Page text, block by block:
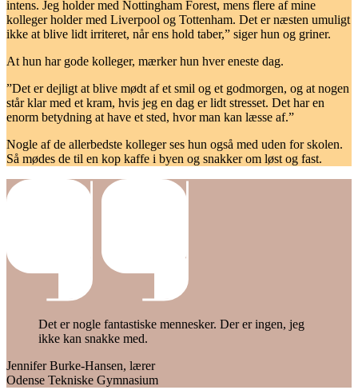
intens. Jeg holder med Nottingham Forest, mens flere af mine
kolleger holder med Liverpool og Tottenham. Det er næsten umuligt
ikke at blive lidt irriteret, når ens hold taber,” siger hun og griner.
At hun har gode kolleger, mærker hun hver eneste dag.
”Det er dejligt at blive mødt af et smil og et godmorgen, og at nogen
står klar med et kram, hvis jeg en dag er lidt stresset. Det har en
enorm betydning at have et sted, hvor man kan læsse af.”
Nogle af de allerbedste kolleger ses hun også med uden for skolen.
Så mødes de til en kop kaffe i byen og snakker om løst og fast.
Det er nogle fantastiske mennesker. Der er ingen, jeg
ikke kan snakke med.
Jennifer Burke-Hansen, lærer
Odense Tekniske Gymnasium